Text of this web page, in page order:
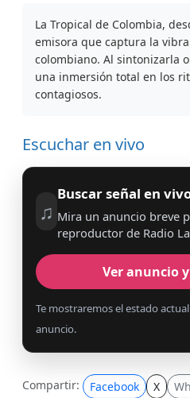
La Tropical de Colombia,
emisora que captura la
colombiano. Al sintonizarla
una inmersión total en los
contagiosos.
Escuchar en vivo
♫
Buscar señal en
Mira un anuncio breve
reproductor de Radio
Ver anuncio
Te mostraremos el estado
anuncio.
Compartir: Facebook X